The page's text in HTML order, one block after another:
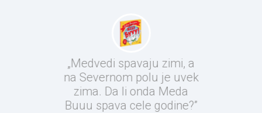
„Medvedi spavaju zimi, a
na Severnom polu je uvek
zima. Da li onda Meda
Buuu spava cele godine?”